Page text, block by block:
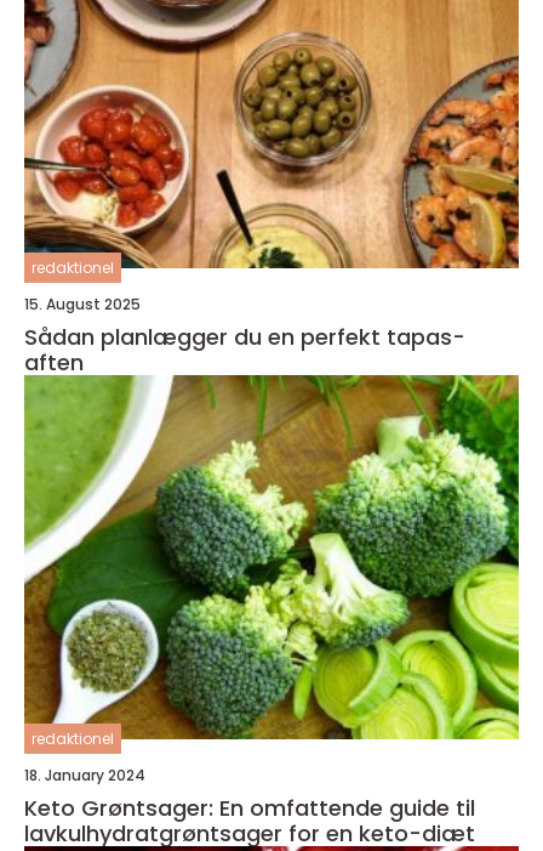
redaktionel
15. August 2025
Sådan planlægger du en perfekt tapas-
aften
redaktionel
18. January 2024
Keto Grøntsager: En omfattende guide til
lavkulhydratgrøntsager for en keto-diæt